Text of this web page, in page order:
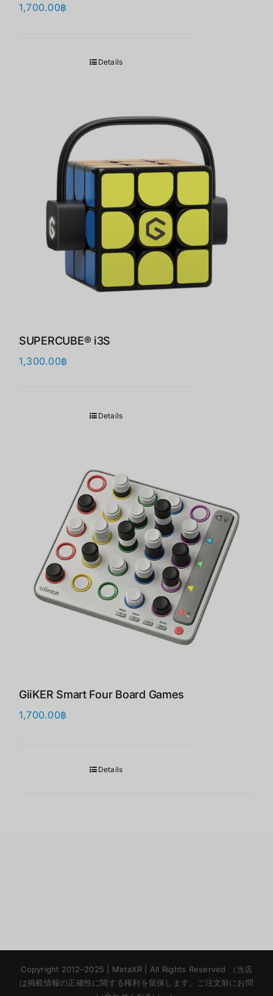
1,700.00฿
Details
SUPERCUBE® i3S
1,300.00฿
Details
GiiKER Smart Four Board Games
1,700.00฿
Details
Copyright 2012–2025 | MetaXR | All Rights Reserved （当店
は掲載情報の正確性に関する権利を留保します。ご注文前にお問
Chinese